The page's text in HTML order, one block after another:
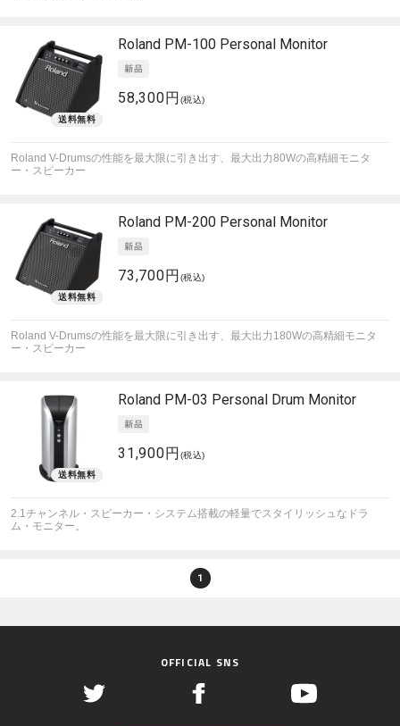
Roland PM-100 Personal Monitor
58,300円 (税込)
Roland V-Drumsの性能を最大限に引き出す、最大出力80Wの高精細モニタ
ー・スピーカー
Roland PM-200 Personal Monitor
73,700円 (税込)
Roland V-Drumsの性能を最大限に引き出す、最大出力180Wの高精細モニタ
ー・スピーカー
Roland PM-03 Personal Drum Monitor
31,900円 (税込)
2.1チャンネル・スピーカー・システム搭載の軽量でスタイリッシュなドラ
ム・モニター。
1
OFFICIAL SNS